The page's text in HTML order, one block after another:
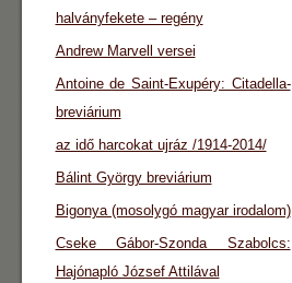
halványfekete – regény
Andrew Marvell versei
Antoine de Saint-Exupéry: Citadella-
breviárium
az idő harcokat ujráz /1914-2014/
Bálint György breviárium
Bigonya (mosolygó magyar irodalom)
Cseke Gábor-Szonda Szabolcs:
Hajónapló József Attilával